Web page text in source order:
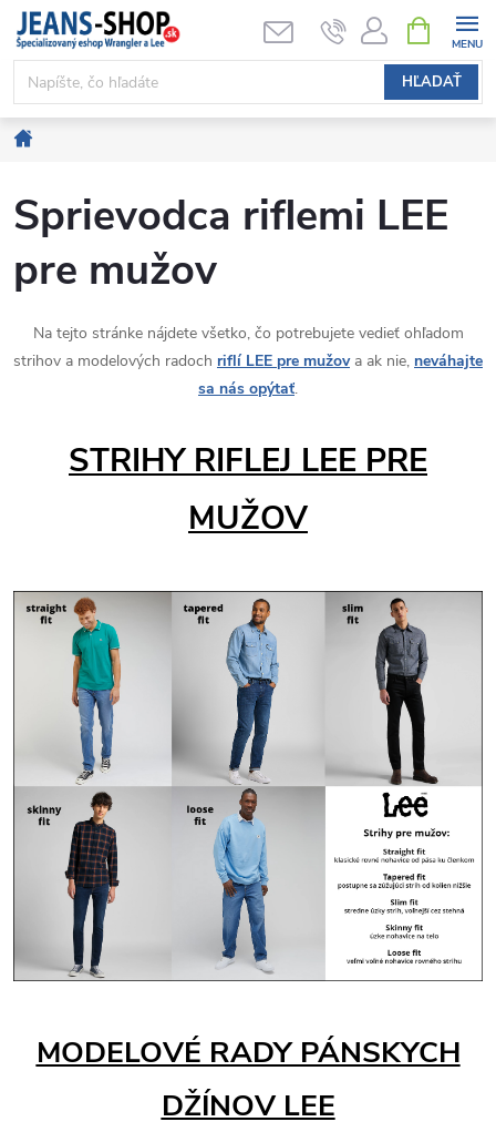
Prejsť
obsah
HĽADAŤ
KOŠÍK
Sprievodca riflemi LEE
pre mužov
Na tejto stránke nájdete všetko, čo potrebujete vedieť ohľadom
strihov a modelových radoch riflí LEE pre mužova ak nie, neváhajte
sa nás opýtať.
STRIHY RIFLEJ LEE PRE
MUŽOV
MODELOVÉ RADY PÁNSKYCH
DŽÍNOV LEE